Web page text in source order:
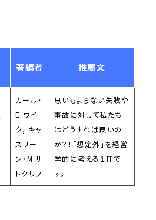
著編者 推薦文
カール・
E.ワイ
ク, キャ
スリー
ン・M.サ
トクリフ
思いもよらない失敗や
事故に対して私たち
はどうすれば良いの
か？！「想定外」を経営
学的に考える１冊で
す。